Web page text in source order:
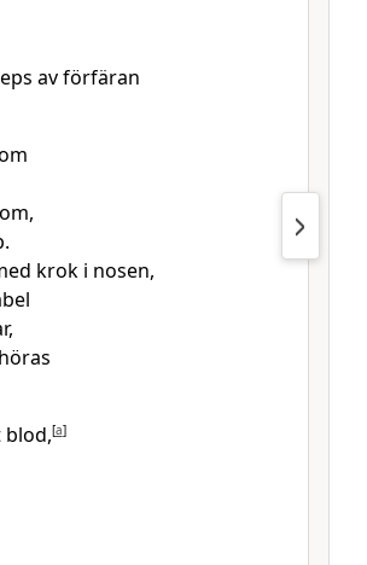
av förfäran
krok i nosen,
blod,[a]